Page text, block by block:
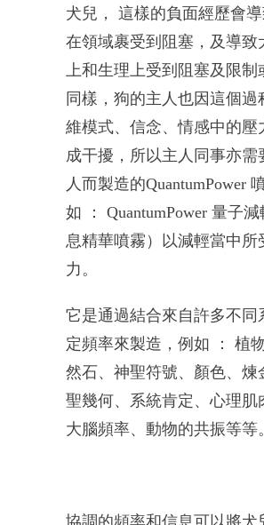
犬兒， 這樣的負面經歷會
在領域裹受到阻塞， 及導致
上和生理上受到阻塞及限制
同樣， 狗的主人也因這個過
維模式、信念、情感中的壓
成干擾， 所以主人同事亦需
人而製造的QuantumPower
如 ： QuantumPower 量子
息精華噴霧）以減輕當中所
力。
它是通過結合來自許多不同
定頻率來製造，例如 ： 植
然石、神聖符號、顏色、煉
聖幾何、 系統肯定、心理肌
大腦頻率、動物的共振等等。
協調的頻率和信息可以將犬